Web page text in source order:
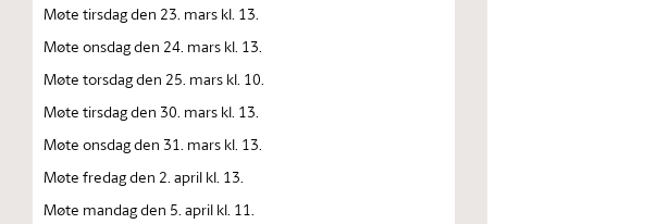
Møte tirsdag den 23. mars kl. 13.
Møte onsdag den 24. mars kl. 13.
Møte torsdag den 25. mars kl. 10.
Møte tirsdag den 30. mars kl. 13.
Møte onsdag den 31. mars kl. 13.
Møte fredag den 2. april kl. 13.
Møte mandag den 5. april kl. 11.